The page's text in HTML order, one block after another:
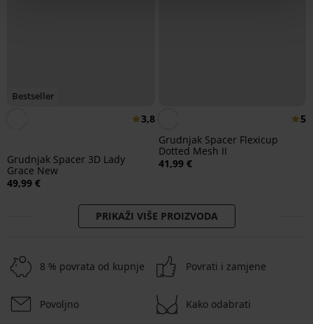
Bestseller
3,8
Grudnjak Spacer 3D Lady
Grace New
49,99 €
5
Grudnjak Spacer Flexicup
Dotted Mesh II
41,99 €
PRIKAŽI VIŠE PROIZVODA
8 % povrata od kupnje Povrati i zamjene
Povoljno Kako odabrati